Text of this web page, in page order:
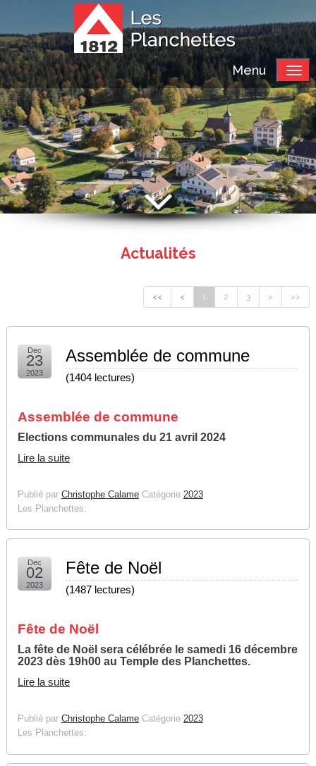
Menu
Actualités
<< < 1 2 3 > >>
Assemblée de commune
(1404 lectures)
Dec
23
2023
Assemblée de commune
Elections communales du 21 avril 2024
Lire la suite
Publié par Christophe CalameCatégorie 2023
Les Planchettes:
Fête de Noël
(1487 lectures)
Dec
02
2023
Fête de Noël
La fête de Noël sera célébrée le samedi 16 décembre
2023 dès 19h00 au Temple des Planchettes.
Lire la suite
Publié par Christophe CalameCatégorie 2023
Les Planchettes: